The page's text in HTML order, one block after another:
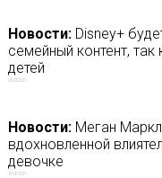
Новости:Disney+
семейный контент,
детей
02/03/2021
Новости:Меган Маркл
вдохновленной
девочке
15/07/2021